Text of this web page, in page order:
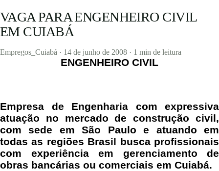
VAGA PARA ENGENHEIRO CIVIL
EM CUIABÁ
Empregos_Cuiabá · 14 de junho de 2008 · 1 min de leitura
ENGENHEIRO CIVIL
Empresa de Engenharia com expressiva
atuação no mercado de construção civil,
com sede em São Paulo e atuando em
todas as regiões Brasil busca profissionais
com experiência em gerenciamento de
obras bancárias ou comerciais em Cuiabá.